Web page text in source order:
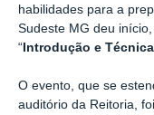
habilidades para a
Sudeste MG deu
“ Introdução e
O evento, que se
auditório da Reitoria,